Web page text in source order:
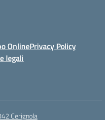
OnlinePrivacy Policy
legali
Cerignola